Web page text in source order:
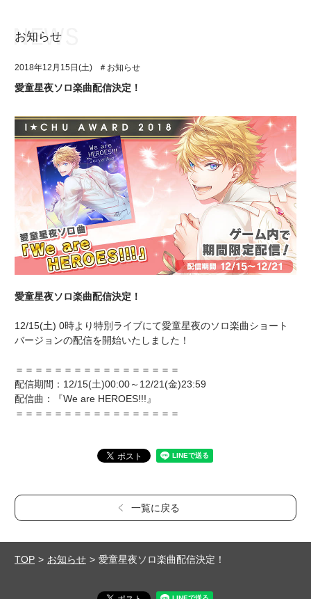
アプリゲーム
イベント・キャンペーン
ミュージック
グッズ・本
ギャラリー
ユニット&キャラクター
アプリゲーム
イベント・キャンペーン
ミュージック
グッズ・本
ギャラリー
お知らせ
2018年12月15日(土) ＃お知らせ
愛童星夜ソロ楽曲配信決定！
愛童星夜ソロ楽曲配信決定！
12/15(土) 0時より特別ライブにて愛童星夜のソロ楽曲ショート
バージョンの配信を開始いたしました！
＝＝＝＝＝＝＝＝＝＝＝＝＝＝＝＝＝
配信期間：12/15(土)00:00～12/21(金)23:59
配信曲：『We are HEROES!!!』
＝＝＝＝＝＝＝＝＝＝＝＝＝＝＝＝＝
一覧に戻る
TOP お知らせ 愛童星夜ソロ楽曲配信決定！